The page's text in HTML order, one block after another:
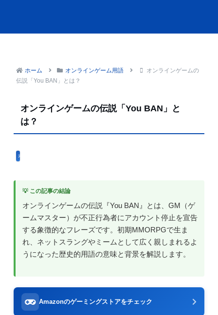
ホーム オンラインゲーム用語
オンラインゲームの
伝説「You BAN」とは？
オンラインゲームの伝説「You BAN」と
は？
オンラインゲーム用語
💡 この記事の結論
オンラインゲームの伝説『You BAN』とは、GM（ゲ
ームマスター）が不正行為者にアカウント停止を宣告
する象徴的なフレーズです。初期MMORPGで生ま
れ、ネットスラングやミームとして広く親しまれるよ
うになった歴史的用語の意味と背景を解説します。
Amazonのゲーミングストアをチェック